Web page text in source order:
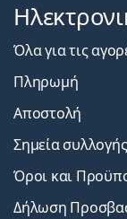
Όλα για τις
Πληρωμή
Αποστολή
Σημεία συλλογής
Όροι και
Δήλωση